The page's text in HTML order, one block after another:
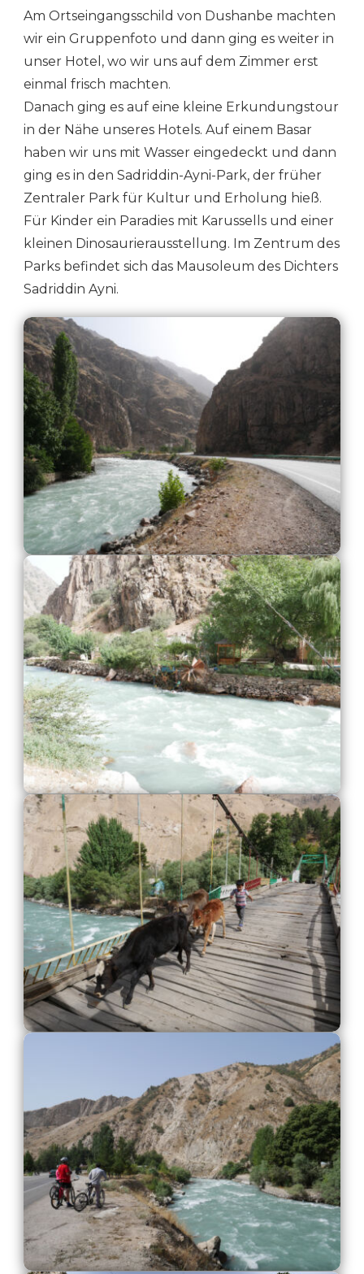
Am Ortseingangsschild von Dushanbe machten
wir ein Gruppenfoto und dann ging es weiter in
unser Hotel, wo wir uns auf dem Zimmer erst
einmal frisch machten.
Danach ging es auf eine kleine Erkundungstour
in der Nähe unseres Hotels. Auf einem Basar
haben wir uns mit Wasser eingedeckt und dann
ging es in den Sadriddin-Ayni-Park, der früher
Zentraler Park für Kultur und Erholung hieß.
Für Kinder ein Paradies mit Karussells und einer
kleinen Dinosaurierausstellung. Im Zentrum des
Parks befindet sich das Mausoleum des Dichters
Sadriddin Ayni.